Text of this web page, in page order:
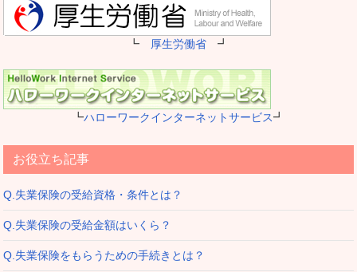
┗ 厚生労働省 ┛
┗ハローワークインターネットサービス┛
お役立ち記事
Q.失業保険の受給資格・条件とは？
Q.失業保険の受給金額はいくら？
Q.失業保険をもらうための手続きとは？